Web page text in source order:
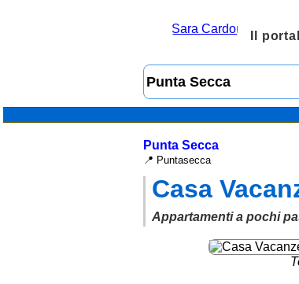
Il
Punta Secca
📍 Puntasecca
Casa
Appartamenti a pochi